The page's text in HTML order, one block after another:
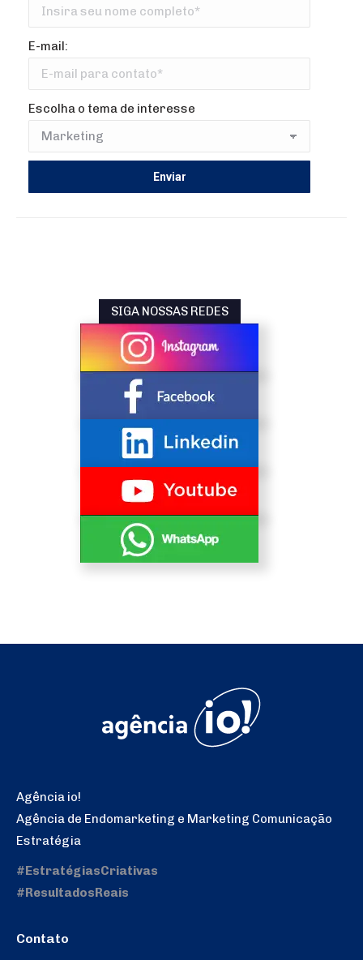
E-mail:
Escolha o tema de interesse
SIGA NOSSAS REDES
Agência io!
Agência de Endomarketing e Marketing Comunicação
Estratégia
#EstratégiasCriativas
#ResultadosReais
Contato